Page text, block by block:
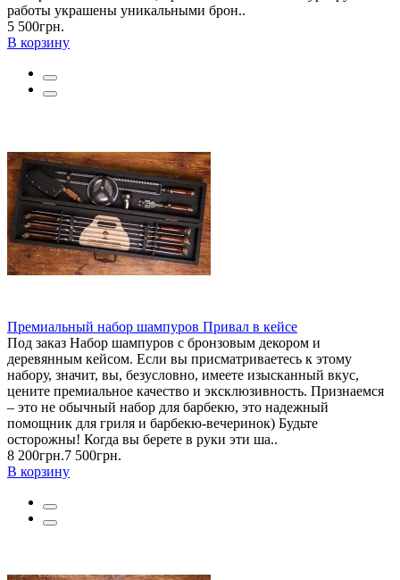
работы украшены уникальными брон..
5 500грн.
В корзину
Премиальный набор шампуров Привал в кейсе
Под заказ Набор шампуров с бронзовым декором и
деревянным кейсом. Если вы присматриваетесь к этому
набору, значит, вы, безусловно, имеете изысканный вкус,
цените премиальное качество и эксклюзивность. Признаемся
– это не обычный набор для барбекю, это надежный
помощник для гриля и барбекю-вечеринок) Будьте
осторожны! Когда вы берете в руки эти ша..
8 200грн.7 500грн.
В корзину